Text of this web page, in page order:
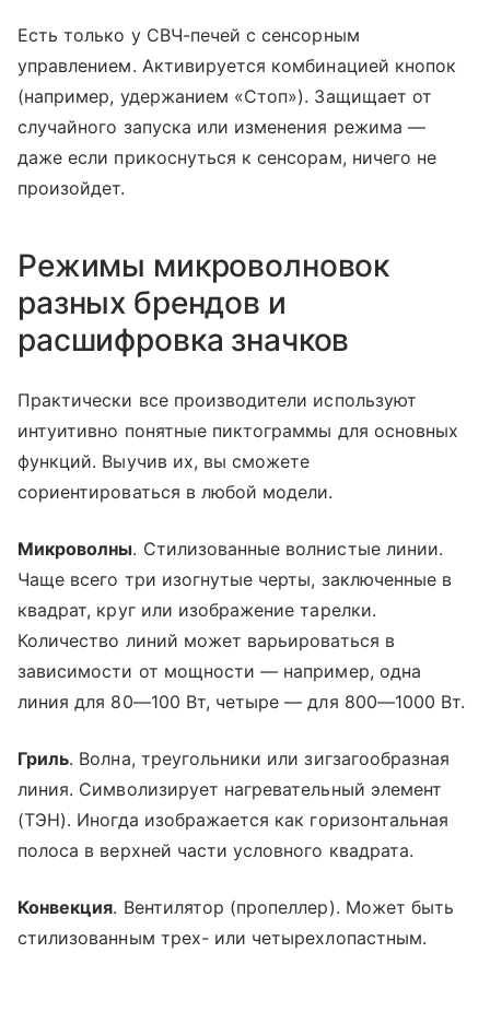
Есть только у СВЧ-печей с сенсорным
управлением. Активируется комбинацией кнопок
(например, удержанием «Стоп»). Защищает от
случайного запуска или изменения режима —
даже если прикоснуться к сенсорам, ничего не
произойдет.
Режимы микроволновок
разных брендов и
расшифровка значков
Практически все производители используют
интуитивно понятные пиктограммы для основных
функций. Выучив их, вы сможете
сориентироваться в любой модели.
Микроволны. Стилизованные волнистые линии.
Чаще всего три изогнутые черты, заключенные в
квадрат, круг или изображение тарелки.
Количество линий может варьироваться в
зависимости от мощности — например, одна
линия для 80—100 Вт, четыре — для 800—1000 Вт.
Гриль. Волна, треугольники или зигзагообразная
линия. Символизирует нагревательный элемент
(ТЭН). Иногда изображается как горизонтальная
полоса в верхней части условного квадрата.
Конвекция. Вентилятор (пропеллер). Может быть
стилизованным трех- или четырехлопастным.